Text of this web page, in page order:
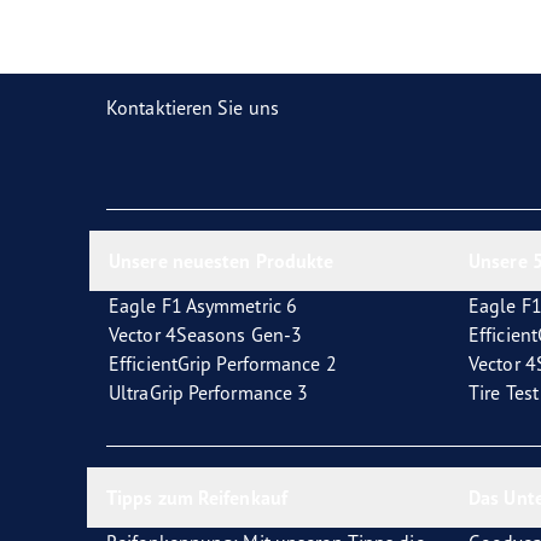
Kontaktieren Sie uns
Eagle F1 Asymmetric 6
Vector 4Seasons Gen-3
EfficientGrip Performance 2
UltraGrip Performance 3
Eagle
Vector
Tire